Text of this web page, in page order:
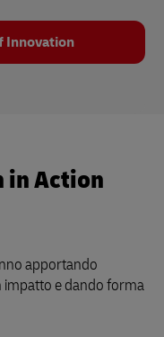
Innovation
in Action
apportando
impatto e dando forma